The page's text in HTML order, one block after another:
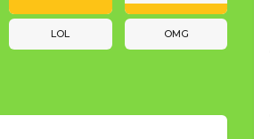
LOL OMG